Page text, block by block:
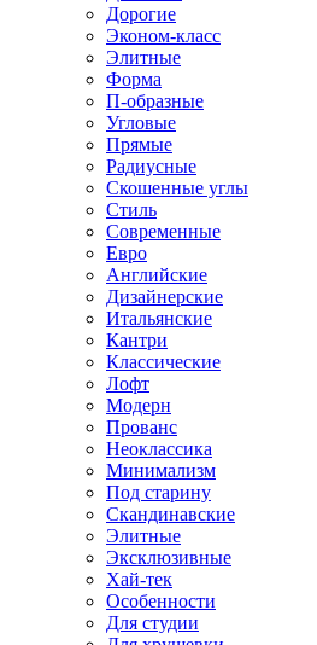
Дорогие
Эконом-класс
Элитные
Форма
П-образные
Угловые
Прямые
Радиусные
Скошенные углы
Стиль
Современные
Евро
Английские
Дизайнерские
Итальянские
Кантри
Классические
Лофт
Модерн
Прованс
Неоклассика
Минимализм
Под старину
Скандинавские
Элитные
Эксклюзивные
Хай-тек
Особенности
Для студии